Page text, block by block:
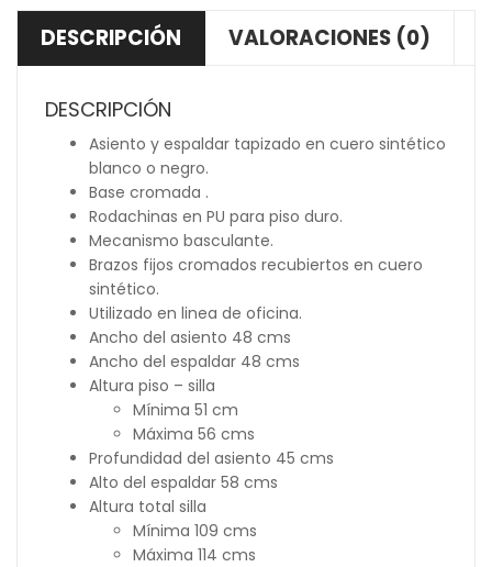
DESCRIPCIÓN VALORACIONES (0)
DESCRIPCIÓN
Asiento y espaldar tapizado en cuero sintético
blanco o negro.
Base cromada .
Rodachinas en PU para piso duro.
Mecanismo basculante.
Brazos fijos cromados recubiertos en cuero
sintético.
Utilizado en linea de oficina.
Ancho del asiento 48 cms
Ancho del espaldar 48 cms
Altura piso – silla
Mínima 51 cm
Máxima 56 cms
Profundidad del asiento 45 cms
Alto del espaldar 58 cms
Altura total silla
Mínima 109 cms
Máxima 114 cms